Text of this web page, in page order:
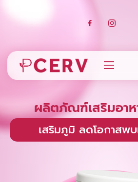
ผลิตภัณฑ์เสริมอาห
เสริมภูมิ ลดโอกาสพ